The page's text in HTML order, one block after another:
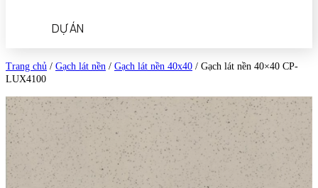
DỰ ÁN
Trang chủ / Gạch lát nền / Gạch lát nền 40x40 / Gạch lát nền 40×40 CP-
LUX4100